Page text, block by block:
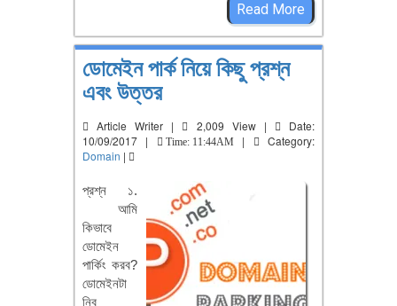
Read More
ডোমেইন পার্ক নিয়ে কিছু প্রশ্ন
এবং উত্তর
Article Writer | 2,009 View |
Date:
10/09/2017 |
Time: 11:44AM |
Category:
Domain |
প্রশ্ন ১.
আমি
কিভাবে
ডোমেইন
পার্কিং করব?
ডোমেইনটা
নিব